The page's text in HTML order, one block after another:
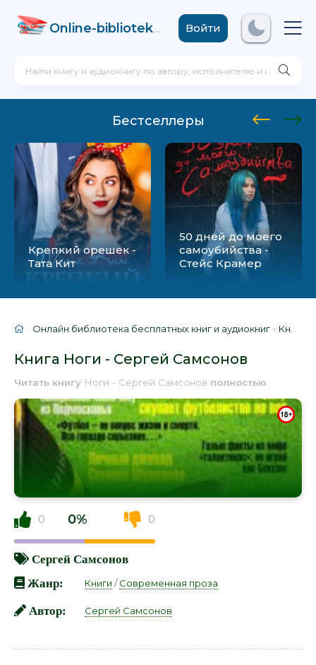
Online-biblioteka .comВойти
Бестселлеры
Крепкий орешек -
Тата Кит
50 дней до моего
самоубийства -
Стейс Крамер
Онлайн библиотека бесплатных книг и аудиокниг » Книги
Книга Ноги - Сергей Самсонов
Читать книгу Ноги - Сергей Самсонов полностью
0 0% 0
Сергей Самсонов
Жанр:
Книги /Современная проза
Автор: Сергей Самсонов